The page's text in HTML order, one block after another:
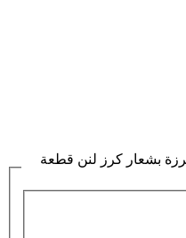
بشعار كرز لنن قطعة